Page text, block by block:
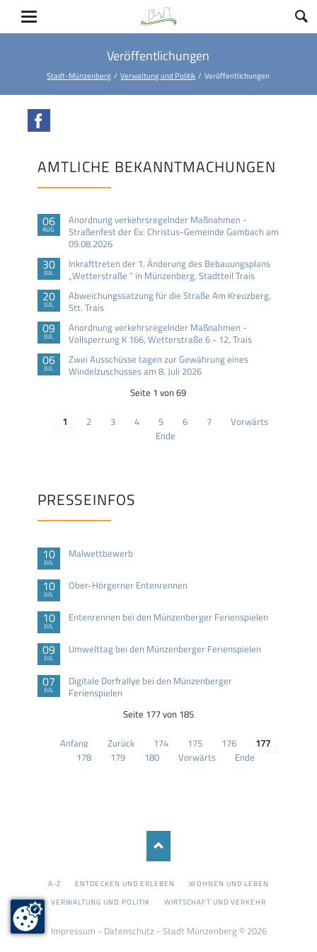
Veröffentlichungen
Stadt-Münzenberg Verwaltung und Politik Veröffentlichungen
AMTLICHE BEKANNTMACHUNGEN
06
AUG
Anordnung verkehrsregelnder Maßnahmen -
Straßenfest der Ev. Christus-Gemeinde Gambach am
09.08.2026
30
JUL
Inkrafttreten der 1. Änderung des Bebauungsplans
„Wetterstraße “ in Münzenberg, Stadtteil Trais
20
JUL
Abweichungssatzung für die Straße Am Kreuzberg,
Stt. Trais
09
JUL
Anordnung verkehrsregelnder Maßnahmen -
Vollsperrung K 166, Wetterstraße 6 - 12, Trais
06
JUL
Zwei Ausschüsse tagen zur Gewährung eines
Windelzuschusses am 8. Juli 2026
Seite 1 von 69
1 2 3 4 5 6 7
Vorwärts
Ende
PRESSEINFOS
10
JUL
Malwettbewerb
10
JUL
Ober-Hörgerner Entenrennen
10
JUL
Entenrennen bei den Münzenberger Ferienspielen
09
JUL
Umwelttag bei den Münzenberger Ferienspielen
07
JUL
Digitale Dorfrallye bei den Münzenberger
Ferienspielen
Seite 177 von 185
Anfang Zurück 174 175 176
177
178
179 180 Vorwärts Ende
NAVIGATION
A-Z ENTDECKEN UND ERLEBEN
WOHNEN UND LEBEN
VERWALTUNG UND POLITIK
WIRTSCHAFT UND VERKEHR
Impressum - Datenschutz- Stadt Münzenberg © 2026